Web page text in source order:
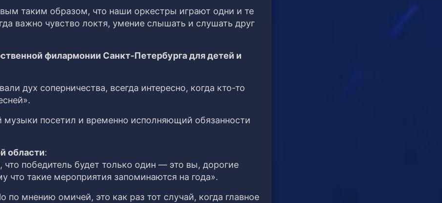
таким образом, что наши оркестры играют одни и те
важно чувство локтя, умение слышать и слушать друг
филармонии Санкт-Петербурга для детей и
дух соперничества, всегда интересно, когда кто-то
посетил и временно исполняющий обязанности
области:
победитель будет только один — это вы, дорогие
что такие мероприятия запоминаются на года».
мнению омичей, это как раз тот случай, когда главное